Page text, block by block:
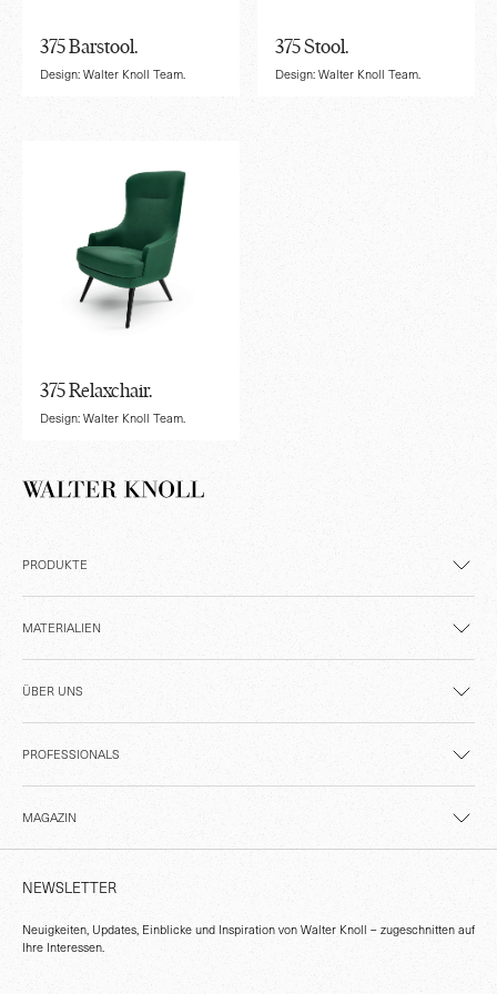
375 Barstool.
Design: Walter Knoll Team.
375 Stool.
Design: Walter Knoll Team.
375 Relaxchair.
Design: Walter Knoll Team.
PRODUKTE
MATERIALIEN
ÜBER UNS
PROFESSIONALS
MAGAZIN
NEWSLETTER
Neuigkeiten, Updates, Einblicke und Inspiration von Walter Knoll – zugeschnitten auf
Ihre Interessen.